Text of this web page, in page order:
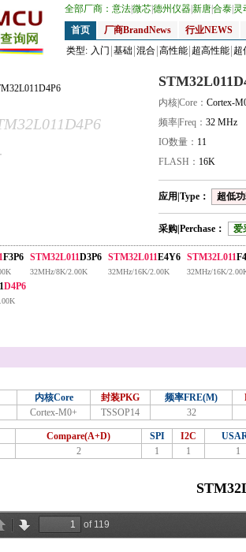
全部厂商： 意法微芯德州仪器新唐合泰 灵
首页
厂商BrandNews
行业NEWS
类型: 入门 基础 混合 高性能 超高性能 超
内核|Core： Cortex-
频率|Freq： 32 MHz
IO数量： 11
FLASH： 16K
应用|Type： 超低
采购|Perchase： 爱
F3P6 STM32L011D3P6
32MHz/8K/2.00K
STM32L011E4Y6
32MHz/16K/2.00K
STM32L011
32MHz/16K/
D4P6
内核Core 封装PKG 频率FRE(M)
Cortex-M0+ TSSOP14 32
Compare(A+D) SPI I2C
2 1 1 1